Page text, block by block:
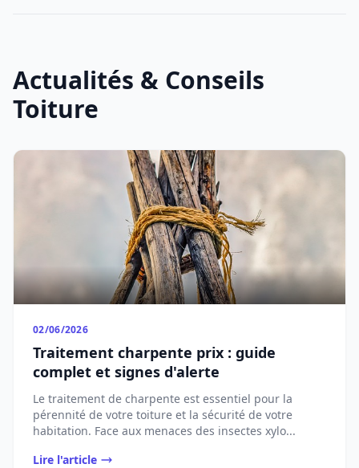
Actualités & Conseils
Toiture
02/06/2026
Traitement charpente prix : guide
complet et signes d'alerte
Le traitement de charpente est essentiel pour la
pérennité de votre toiture et la sécurité de votre
habitation. Face aux menaces des insectes xylo...
Lire l'article